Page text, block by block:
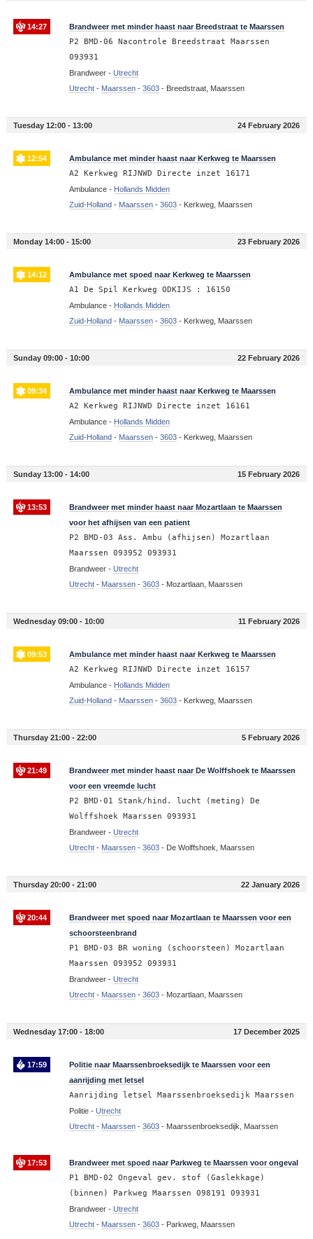
14:27 Brandweer met minder haast naar Breedstraat te Maarssen
P2 BMD-06 Nacontrole Breedstraat Maarssen
093931
Brandweer - Utrecht
Utrecht- Maarssen- 3603- Breedstraat, Maarssen
Tuesday 12:00 - 13:00 24 February 2026
12:54 Ambulance met minder haast naar Kerkweg te Maarssen
A2 Kerkweg RIJNWD Directe inzet 16171
Ambulance - Hollands Midden
Zuid-Holland - Maarssen- 3603- Kerkweg, Maarssen
Monday 14:00 - 15:00 23 February 2026
14:12 Ambulance met spoed naar Kerkweg te Maarssen
A1 De Spil Kerkweg ODKIJS : 16150
Ambulance - Hollands Midden
Zuid-Holland - Maarssen- 3603- Kerkweg, Maarssen
Sunday 09:00 - 10:00 22 February 2026
09:34 Ambulance met minder haast naar Kerkweg te Maarssen
A2 Kerkweg RIJNWD Directe inzet 16161
Ambulance - Hollands Midden
Zuid-Holland - Maarssen- 3603- Kerkweg, Maarssen
Sunday 13:00 - 14:00 15 February 2026
13:53
Brandweer met minder haast naar Mozartlaan te Maarssen
voor het afhijsen van een patient
P2 BMD-03 Ass. Ambu (afhijsen) Mozartlaan
Maarssen 093952 093931
Brandweer - Utrecht
Utrecht- Maarssen- 3603- Mozartlaan, Maarssen
Wednesday 09:00 - 10:00 11 February 2026
09:53 Ambulance met minder haast naar Kerkweg te Maarssen
A2 Kerkweg RIJNWD Directe inzet 16157
Ambulance - Hollands Midden
Zuid-Holland - Maarssen- 3603- Kerkweg, Maarssen
Thursday 21:00 - 22:00 5 February 2026
21:49
Brandweer met minder haast naar De Wolffshoek te Maarssen
voor een vreemde lucht
P2 BMD-01 Stank/hind. lucht (meting) De
Wolffshoek Maarssen 093931
Brandweer - Utrecht
Utrecht- Maarssen- 3603- De Wolffshoek, Maarssen
Thursday 20:00 - 21:00 22 January 2026
20:44
Brandweer met spoed naar Mozartlaan te Maarssen voor een
schoorsteenbrand
P1 BMD-03 BR woning (schoorsteen) Mozartlaan
Maarssen 093952 093931
Brandweer - Utrecht
Utrecht- Maarssen- 3603- Mozartlaan, Maarssen
Wednesday 17:00 - 18:00 17 December 2025
17:59
Politie naar Maarssenbroeksedijk te Maarssen voor een
aanrijding met letsel
Aanrijding letsel Maarssenbroeksedijk Maarssen
Politie - Utrecht
Utrecht- Maarssen- 3603- Maarssenbroeksedijk, Maarssen
17:53 Brandweer met spoed naar Parkweg te Maarssen voor ongeval
P1 BMD-02 Ongeval gev. stof (Gaslekkage)
(binnen) Parkweg Maarssen 098191 093931
Brandweer - Utrecht
Utrecht- Maarssen- 3603- Parkweg, Maarssen